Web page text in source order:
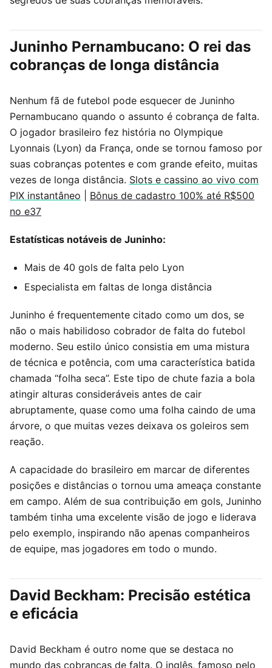
Juninho Pernambucano: O rei das
cobranças de longa distância
Nenhum fã de futebol pode esquecer de Juninho
Pernambucano quando o assunto é cobrança de falta.
O jogador brasileiro fez história no Olympique
Lyonnais (Lyon) da França, onde se tornou famoso por
suas cobranças potentes e com grande efeito, muitas
vezes de longa distância. Slots e cassino ao vivo com
PIX instantâneo
Bônus de cadastro 100% até R$500
no e37
Estatísticas notáveis de Juninho:
Mais de 40 gols de falta pelo Lyon
Especialista em faltas de longa distância
Juninho é frequentemente citado como um dos, se
não o mais habilidoso cobrador de falta do futebol
moderno. Seu estilo único consistia em uma mistura
de técnica e potência, com uma característica batida
chamada “folha seca”. Este tipo de chute fazia a bola
atingir alturas consideráveis antes de cair
abruptamente, quase como uma folha caindo de uma
árvore, o que muitas vezes deixava os goleiros sem
reação.
A capacidade do brasileiro em marcar de diferentes
posições e distâncias o tornou uma ameaça constante
em campo. Além de sua contribuição em gols, Juninho
também tinha uma excelente visão de jogo e liderava
pelo exemplo, inspirando não apenas companheiros
de equipe, mas jogadores em todo o mundo.
David Beckham: Precisão estética
e eficácia
David Beckham é outro nome que se destaca no
mundo das cobranças de falta. O inglês, famoso pelo